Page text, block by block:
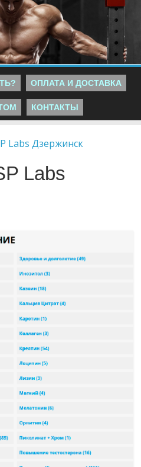
ОПЛАТА И ДОСТАВКА
КОНТАКТЫ
Labs Дзержинск
Labs